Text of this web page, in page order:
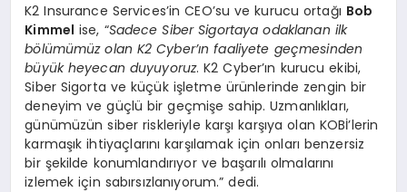
K2 Insurance Services’in CEO’su ve kurucu ortağı Bob
Kimmel ise, “Sadece Siber Sigortaya odaklanan ilk
bölümümüz olan K2 Cyber’ın faaliyete geçmesinden
büyük heyecan duyuyoruz. K2 Cyber’ın kurucu ekibi,
Siber Sigorta ve küçük işletme ürünlerinde zengin bir
deneyim ve güçlü bir geçmişe sahip. Uzmanlıkları,
günümüzün siber riskleriyle karşı karşıya olan KOBİ’lerin
karmaşık ihtiyaçlarını karşılamak için onları benzersiz
bir şekilde konumlandırıyor ve başarılı olmalarını
izlemek için sabırsızlanıyorum.” dedi.